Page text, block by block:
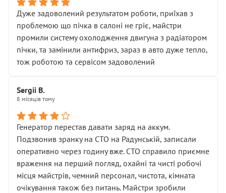
Дуже задоволений результатом роботи, приїхав з
проблемою що пічка в салоні не гріє, майстри
промили систему охолодження двигуна з радіатором
пічки, та замінили антифриз, зараз в авто дуже тепло,
тож роботою та сервісом задоволений
Sergii B.
8 місяців тому
Генератор перестав давати заряд на аккум.
Подзвонив зранку на СТО на Радунській, записали
оперативно через годину вже. СТО справило приємне
враження на перший погляд, охайні та чисті робочі
місця майстрів, чемний персонал, чистота, кімната
очікування також без питань. Майстри зробили